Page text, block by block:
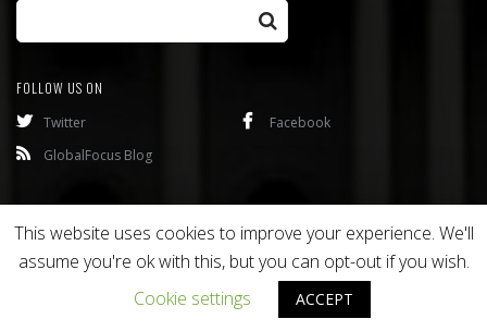
FOLLOW US ON
Twitter
Facebook
GlobalFocus Blog
Programmes
Copyright © 2016Bixel . All rights reserved.
This website uses cookies to improve your experience. We'll
assume you're ok with this, but you can opt-out if you wish.
Cookie settings
ACCEPT